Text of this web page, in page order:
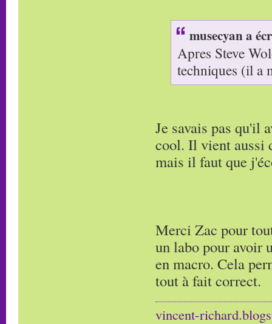
musecyan a
Apres Steve
techniques (il a
Je savais pas qu'il
cool. Il vient aussi
mais il faut que
Merci Zac pour
un labo pour avoir
en macro. Cela
tout à fait correct.
vincent-